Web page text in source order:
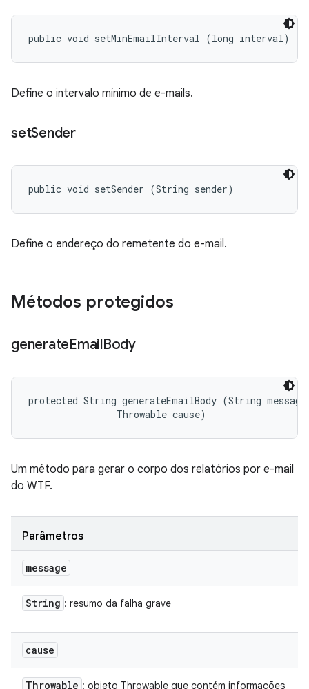
public void setMinEmailInterval (long interval)
Define o intervalo mínimo de e-mails.
setSender
public void setSender (String sender)
Define o endereço do remetente do e-mail.
Métodos protegidos
generateEmailBody
protected String generateEmailBody (String
                Throwable cause)
Um método para gerar o corpo dos relatórios por e-mail
do WTF.
Parâmetros
message
String : resumo da falha grave
cause
Throwable : objeto Throwable que contém informações